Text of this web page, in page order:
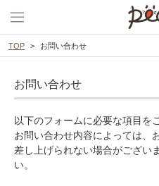
TOP お問い合わせ
お問い合わせ
以下のフォームに必要な項目を
お問い合わせ内容によっては、
差し上げられない場合がござい
い。